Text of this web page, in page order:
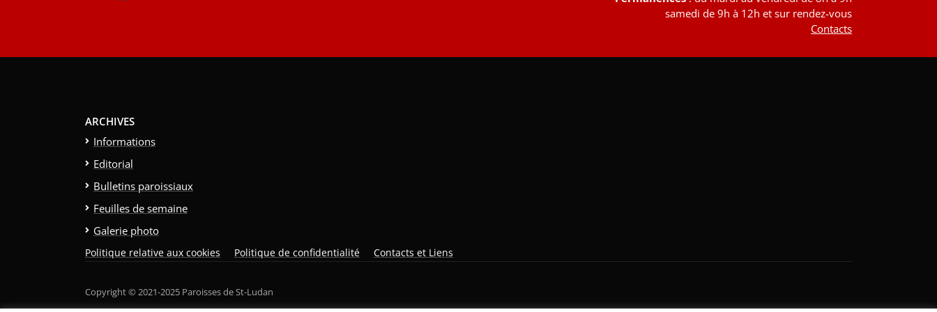
samedi de 9h à 12h et sur rendez-vous
Contacts
ARCHIVES
Informations
Editorial
Bulletins paroissiaux
Feuilles de semaine
Galerie photo
Politique relative aux cookies Politique de confidentialité Contacts et Liens
Copyright © 2021-2025 Paroisses de St-Ludan